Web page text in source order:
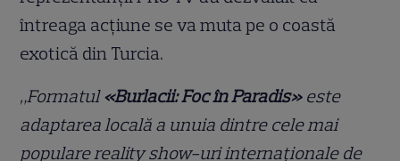
întreaga acțiune se va muta pe o coastă
exotică din Turcia.
„Formatul«Burlacii: Foc în Paradis»este
adaptarea locală a unuia dintre cele mai
populare reality show-uri internaționale de